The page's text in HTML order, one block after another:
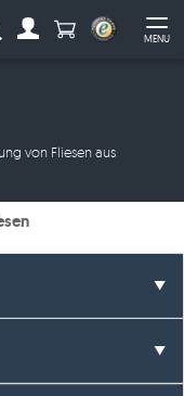
MENU
Anzahl
von Fliesen aus